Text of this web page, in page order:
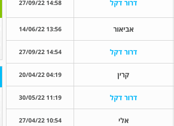
דרור דקל 14:58 27/09/22
אביאור 13:56 14/06/22
דרור דקל 14:54 27/09/22
קרין 04:19 20/04/22
דרור דקל 11:19 30/05/22
אלי 10:54 27/04/22